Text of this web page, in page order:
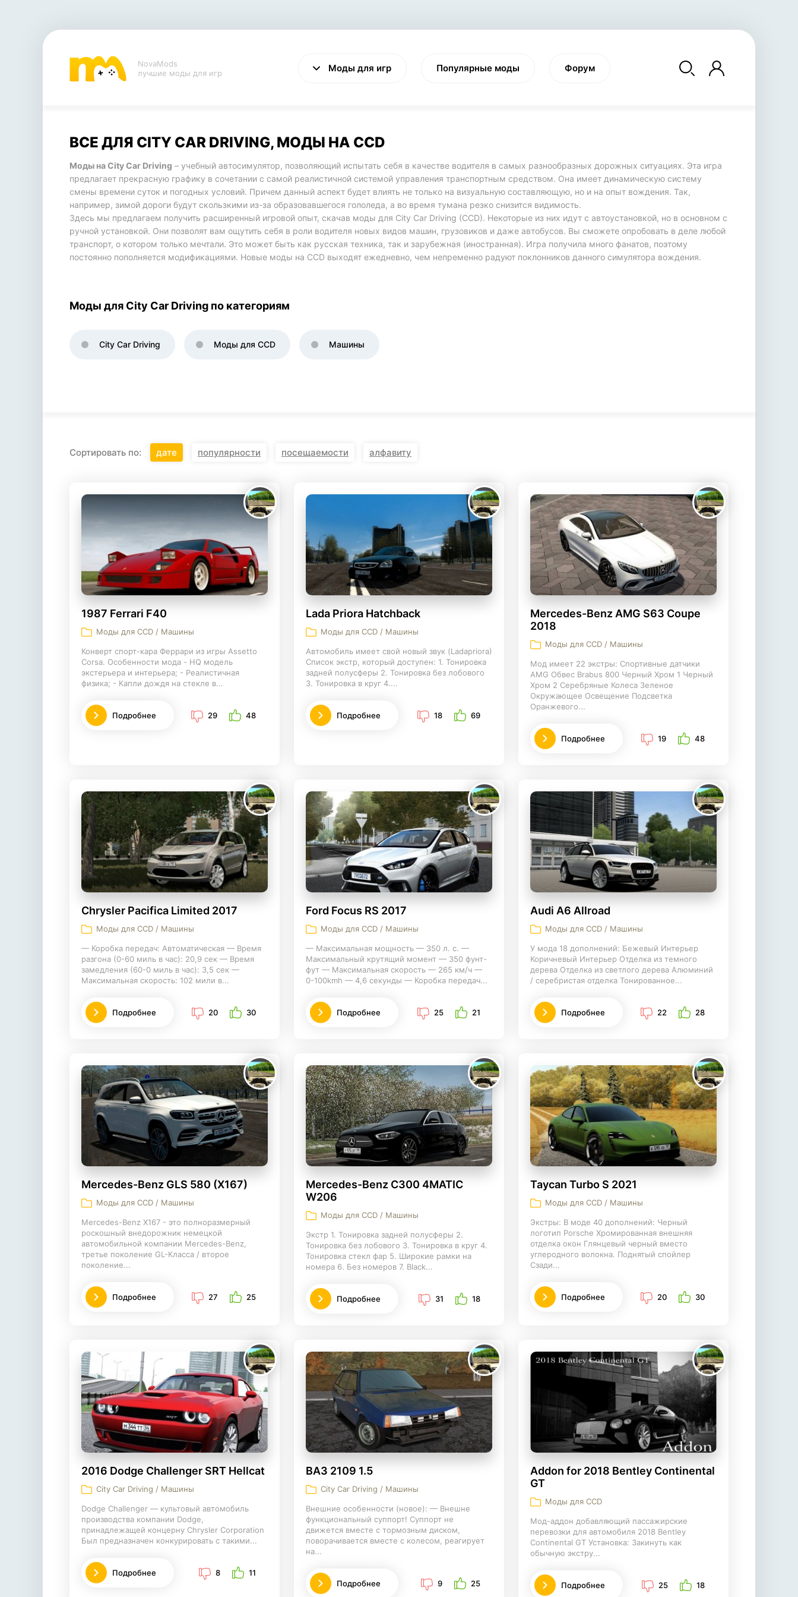
NovaMods
лучшие моды для игр
Моды для игр
VALHEIM
Выживание
CYBERPUNK 2077
Экшен
SNOWRUNNER
симулятор вождения
RAVENFIELD
военная бродилка
Популярные моды Форум
ВСЕ ДЛЯ CITY CAR DRIVING, МОДЫ НА CCD
Моды на City Car Driving – учебный автосимулятор, позволяющий испытать себя в качестве водителя в самых разнообразных дорожных ситуациях. Эта игра
предлагает прекрасную графику в сочетании с самой реалистичной системой управления транспортным средством. Она имеет динамическую систему
смены времени суток и погодных условий. Причем данный аспект будет влиять не только на визуальную составляющую, но и на опыт вождения. Так,
например, зимой дороги будут скользкими из-за образовавшегося гололеда, а во время тумана резко снизится видимость.
Здесь мы предлагаем получить расширенный игровой опыт, скачав моды для City Car Driving (CCD). Некоторые из них идут с автоустановкой, но в основном с
ручной установкой. Они позволят вам ощутить себя в роли водителя новых видов машин, грузовиков и даже автобусов. Вы сможете опробовать в деле любой
транспорт, о котором только мечтали. Это может быть как русская техника, так и зарубежная (иностранная). Игра получила много фанатов, поэтому
постоянно пополняется модификациями. Новые моды на CCD выходят ежедневно, чем непременно радуют поклонников данного симулятора вождения.
Моды для City Car Driving по категориям
City Car Driving Моды для CCD Машины
Сортировать по: дате популярности посещаемости алфавиту
1987 Ferrari F40
Моды для CCD / Машины
Конверт спорт-кара Феррари из игры Assetto
Corsa. Особенности мода - HQ модель
экстерьера и интерьера; - Реалистичная
физика; - Капли дождя на стекле в...
Подробнее 29 48
Lada Priora Hatchback
Моды для CCD / Машины
Автомобиль имеет свой новый звук (Ladapriora)
Список экстр, который доступен: 1. Тонировка
задней полусферы 2. Тонировка без лобового
3. Тонировка в круг 4....
Подробнее 18 69
Mercedes-Benz AMG S63 Coupe
2018
Моды для CCD / Машины
Мод имеет 22 экстры: Спортивные датчики
AMG Обвес Brabus 800 Черный Хром 1 Черный
Хром 2 Серебряные Колеса Зеленое
Окружающее Освещение Подсветка
Оранжевого...
Подробнее 19 48
Chrysler Pacifica Limited 2017
Моды для CCD / Машины
— Коробка передач: Автоматическая — Время
разгона (0-60 миль в час): 20,9 сек — Время
замедления (60-0 миль в час): 3,5 сек —
Максимальная скорость: 102 мили в...
Подробнее 20 30
Ford Focus RS 2017
Моды для CCD / Машины
— Максимальная мощность — 350 л. с. —
Максимальный крутящий момент — 350 фунт-
фут — Максимальная скорость — 265 км/ч —
0-100kmh — 4,6 секунды — Коробка передач...
Подробнее 25 21
Audi A6 Allroad
Моды для CCD / Машины
У мода 18 дополнений: Бежевый Интерьер
Коричневый Интерьер Отделка из темного
дерева Отделка из светлого дерева Алюминий
/ серебристая отделка Тонированное...
Подробнее 22 28
Mercedes-Benz GLS 580 (X167)
Моды для CCD / Машины
Mercedes-Benz X167 - это полноразмерный
роскошный внедорожник немецкой
автомобильной компании Mercedes-Benz,
третье поколение GL-Класса / второе
поколение...
Подробнее 27 25
Mercedes-Benz C300 4MATIC
W206
Моды для CCD / Машины
Экстр 1. Тонировка задней полусферы 2.
Тонировка без лобового 3. Тонировка в круг 4.
Тонировка стекл фар 5. Широкие рамки на
номера 6. Без номеров 7. Black...
Подробнее 31 18
Taycan Turbo S 2021
Моды для CCD / Машины
Экстры: В моде 40 дополнений: Черный
логотип Porsche Хромированная внешняя
отделка окон Глянцевый черный вместо
углеродного волокна. Поднятый спойлер
Сзади...
Подробнее 20 30
2016 Dodge Challenger SRT Hellcat
City Car Driving / Машины
Dodge Challenger — культовый автомобиль
производства компании Dodge,
принадлежащей концерну Chrysler Corporation
Был предназначен конкурировать с такими...
Подробнее 8 11
ВАЗ 2109 1.5
City Car Driving / Машины
Внешние особенности (новое): — Внешне
функциональный суппорт! Суппорт не
движется вместе с тормозным диском,
поворачивается вместе с колесом, реагирует
на...
Подробнее 9 25
Addon for 2018 Bentley Continental
GT
Моды для CCD
Мод-аддон добавляющий пассажирские
перевозки для автомобиля 2018 Bentley
Continental GT Установка: Закинуть как
обычную экстру...
Подробнее 25 18